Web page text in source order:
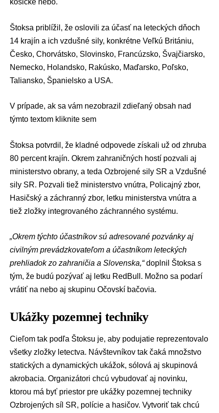
košické nebo.
Štoksa priblížil, že oslovili za účasť na leteckých dňoch
14 krajín a ich vzdušné sily, konkrétne Veľkú Britániu,
Česko, Chorvátsko, Slovinsko, Francúzsko, Švajčiarsko,
Nemecko, Holandsko, Rakúsko, Maďarsko, Poľsko,
Taliansko, Španielsko a USA.
V prípade, ak sa vám nezobrazil zdieľaný obsah nad
týmto textom kliknite sem
Štoksa potvrdil, že kladné odpovede získali už od zhruba
80 percent krajín. Okrem zahraničných hostí pozvali aj
ministerstvo obrany, a teda Ozbrojené sily SR a Vzdušné
sily SR. Pozvali tiež ministerstvo vnútra, Policajný zbor,
Hasičský a záchranný zbor, letku ministerstva vnútra a
tiež zložky integrovaného záchranného systému.
„Okrem týchto účastníkov sú adresované pozvánky aj
civilným prevádzkovateľom a účastníkom leteckých
prehliadok zo zahraničia a Slovenska,“doplnil Štoksa s
tým, že budú pozývať aj letku RedBull . Možno sa podarí
vrátiť na nebo aj skupinu Očovskí bačovia.
Ukážky pozemnej techniky
Cieľom tak podľa Štoksu je, aby podujatie reprezentovalo
všetky zložky letectva. Návštevníkov tak čaká množstvo
statických a dynamických ukážok, sólová aj skupinová
akrobacia. Organizátori chcú vybudovať aj novinku,
ktorou má byť priestor pre ukážky pozemnej techniky
Ozbrojených síl SR, polície a hasičov. Vytvoriť tak chcú